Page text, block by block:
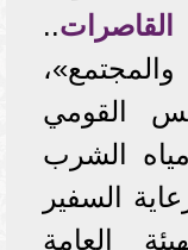
القاصرات..
القومي
الشرب
السفير
العامة